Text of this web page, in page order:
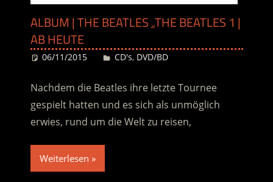
ALBUM | THE BEATLES „THE BEATLES 1 |
AB HEUTE
06/11/2015 Desiree
CD's, DVD/BD
Nachdem die Beatles ihre letzte Tournee
gespielt hatten und es sich als unmöglich
erwies, rund um die Welt zu reisen,
Weiterlesen